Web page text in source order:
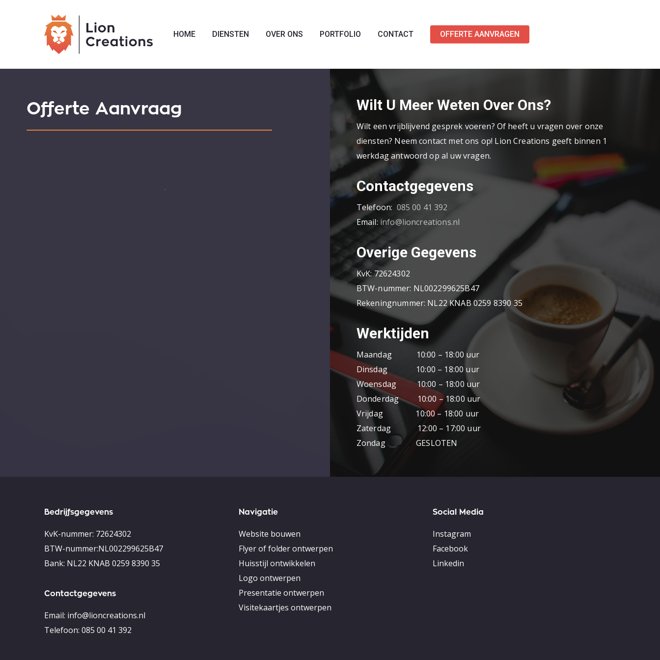
HOME DIENSTEN OVER ONS PORTFOLIO CONTACT OFFERTE AANVRAGEN
Offerte Aanvraag Wilt U Meer Weten Over Ons?
Wilt een vrijblijvend gesprek voeren? Of heeft u vragen over onze
diensten? Neem contact met ons op! Lion Creations geeft binnen 1
werkdag antwoord op al uw vragen.
Contactgegevens
Telefoon: 085 00 41 392
Email: info@lioncreations.nl
Overige Gegevens
KvK: 72624302
BTW-nummer: NL002299625B47
Rekeningnummer: NL22 KNAB 0259 8390 35
Werktijden
Maandag 10:00 – 18:00 uur
Dinsdag 10:00 – 18:00 uur
Woensdag 10:00 – 18:00 uur
Donderdag 10:00 – 18:00 uur
Vrijdag 10:00 – 18:00 uur
Zaterdag 12:00 – 17:00 uur
Zondag GESLOTEN
Bedrijfsgegevens
KvK-nummer: 72624302
BTW-nummer:NL002299625B47
Bank: NL22 KNAB 0259 8390 35
Contactgegevens
Email: info@lioncreations.nl
Telefoon: 085 00 41 392
Navigatie
Website bouwen
Flyer of folder ontwerpen
Huisstijl ontwikkelen
Logo ontwerpen
Presentatie ontwerpen
Visitekaartjes ontwerpen
Social Media
Instagram
Facebook
Linkedin